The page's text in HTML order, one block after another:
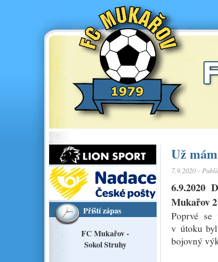
Příští zápas
FC Mukařov -
Sokol Struhy
Už
7.9.2020 -
6.9.2020
Mukařov
Poprvé se
v útoku
bojovný